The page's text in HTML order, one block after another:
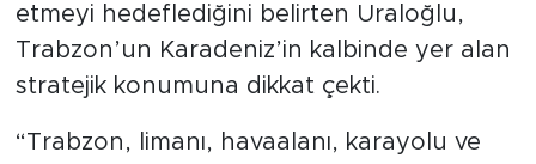
etmeyi hedeflediğini belirten Uraloğlu,
Trabzon’un Karadeniz’in kalbinde yer alan
stratejik konumuna dikkat çekti.
“Trabzon, limanı, havaalanı, karayolu ve